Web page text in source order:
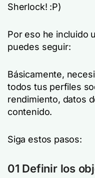
Sherlock! :P)
Por eso he incluido
puedes seguir:
Básicamente,
todos tus perfiles
rendimiento, datos
contenido.
Siga estos pasos:
01 Definir los